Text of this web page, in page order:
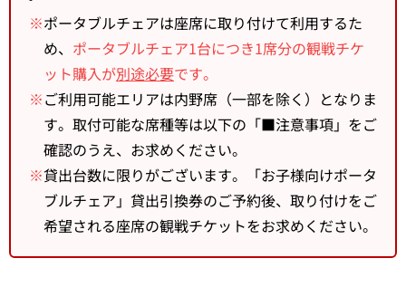
※ポータブルチェアは座席に取り付けて利用するた
め、 ポータブルチェア1台につき1席分の観戦チケ
ット購入が別途必要です。
※ご利用可能エリアは内野席（一部を除く）となりま
す。取付可能な席種等は以下の「■注意事項」をご
確認のうえ、お求めください。
※貸出台数に限りがございます。「お子様向けポータ
ブルチェア」貸出引換券のご予約後、取り付けをご
希望される座席の観戦チケットをお求めください。